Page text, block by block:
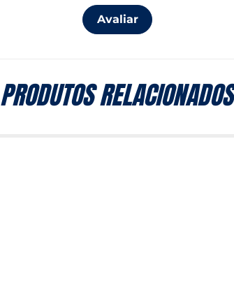
Avaliar
PRODUTOS RELACIONADOS